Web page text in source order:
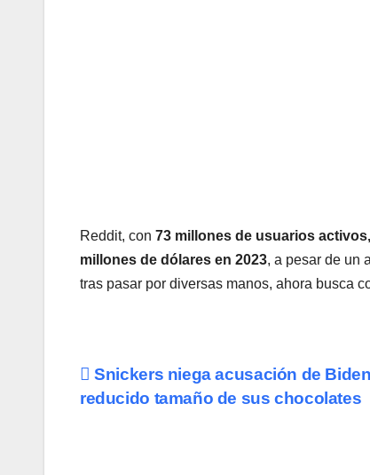
Reddit, con 73 millones de usuarios
millones de dólares en 2023, a pesar de un
tras pasar por diversas manos, ahora busca
Navegación
Snickers niega acusación de
reducido tamaño de sus chocolates